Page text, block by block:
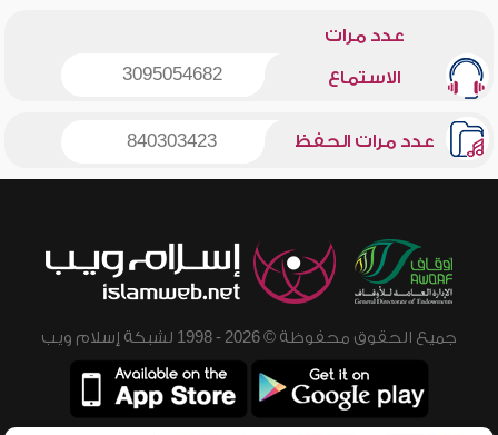
عدد مرات
الاستماع 3095054682
عدد مرات الحفظ 840303423
جميع الحقوق محفوظة © 2026 - 1998 لشبكة إسلام ويب